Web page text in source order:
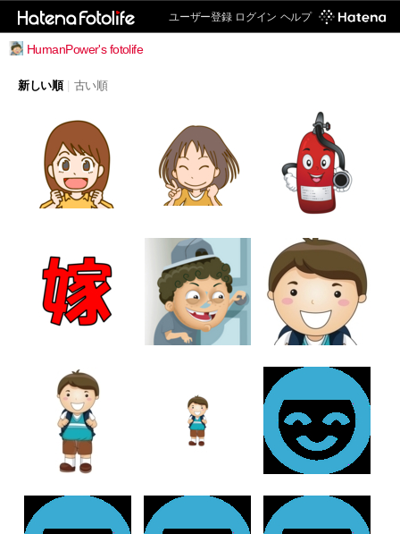
ユーザー登録 ログイン ヘルプ
HumanPower's fotolife
新しい順 古い順